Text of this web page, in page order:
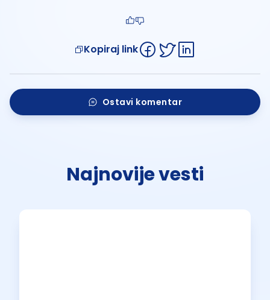
Kopiraj link
Ostavi komentar
Najnovije vesti